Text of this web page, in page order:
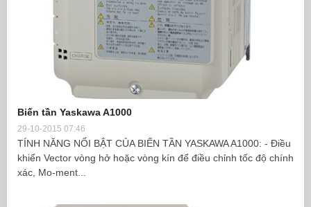
Biến tần Yaskawa A1000
29-10-2015 07:46
TÍNH NĂNG NỔI BẬT CỦA BIẾN TẦN YASKAWA A1000: - Điều
khiển Vector vòng hở hoặc vòng kín để điều chỉnh tốc độ chính
xác, Mo-ment...